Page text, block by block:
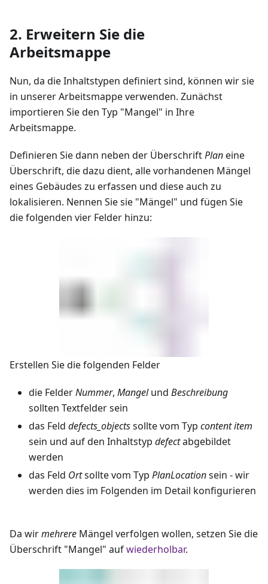
2. Erweitern Sie die
Arbeitsmappe
Nun, da die Inhaltstypen definiert sind, können wir sie
in unserer Arbeitsmappe verwenden. Zunächst
importieren Sie den Typ "Mangel" in Ihre
Arbeitsmappe.
Definieren Sie dann neben der ÜberschriftPlaneine
Überschrift, die dazu dient, alle vorhandenen Mängel
eines Gebäudes zu erfassen und diese auch zu
lokalisieren. Nennen Sie sie "Mängel" und fügen Sie
die folgenden vier Felder hinzu:
Erstellen Sie die folgenden Felder
die FelderNummer, Mangelund Beschreibung
sollten Textfelder sein
das Feld defects_objectssollte vom Typ content item
sein und auf den Inhaltstyp defectabgebildet
werden
das Feld Ortsollte vom Typ PlanLocationsein - wir
werden dies im Folgenden im Detail konfigurieren
Da wirmehrere Mängel verfolgen wollen, setzen Sie die
Überschrift "Mangel" aufwiederholbar.